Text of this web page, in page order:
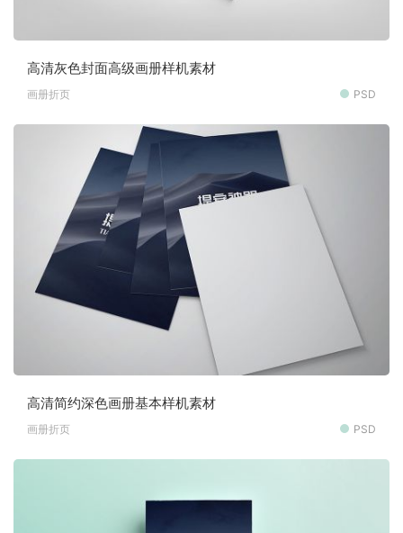
高清灰色封面高级画册样机素材
画册折页 PSD
高清简约深色画册基本样机素材
画册折页 PSD